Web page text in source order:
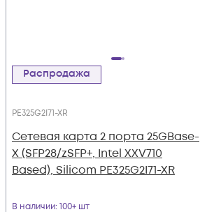
Распродажа
PE325G2I71-XR
Сетевая карта 2 порта 25GBase-
X (SFP28/zSFP+, Intel XXV710
Based), Silicom PE325G2I71-XR
В наличии: 100+ шт